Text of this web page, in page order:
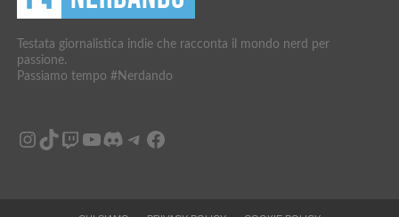
Testata giornalistica indie che racconta il mondo nerd per
passione.
Passiamo tempo #Nerdando
Instagram
TikTok
Twitch
YouTube
Discord
Telegram
Facebook